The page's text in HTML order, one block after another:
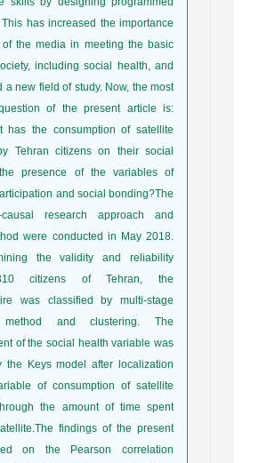
has increased the importance
the media in meeting the basic
including social health, and
a new field of study. Now, the most
of the present article is:
has the consumption of satellite
Tehran citizens on their social
presence of the variables of
and social bonding?The
causal research approach and
were conducted in May 2018.
the validity and reliability
citizens of Tehran, the
was classified by multi-stage
method and clustering. The
of the social health variable was
the Keys model after localization
of consumption of satellite
the amount of time spent
findings of the present
on the Pearson correlation